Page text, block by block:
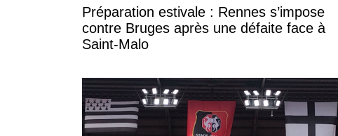
Préparation estivale : Rennes s’impose
contre Bruges après une défaite face à
Saint-Malo